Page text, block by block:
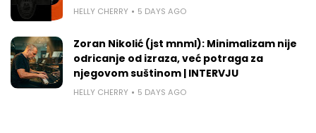
HELLY CHERRY 5 DAYS AGO
Zoran Nikolić (jst mnml): Minimalizam nije
odricanje od izraza, već potraga za
njegovom suštinom | INTERVJU
HELLY CHERRY 5 DAYS AGO